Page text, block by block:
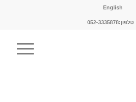
English
טלפון:052-3335878